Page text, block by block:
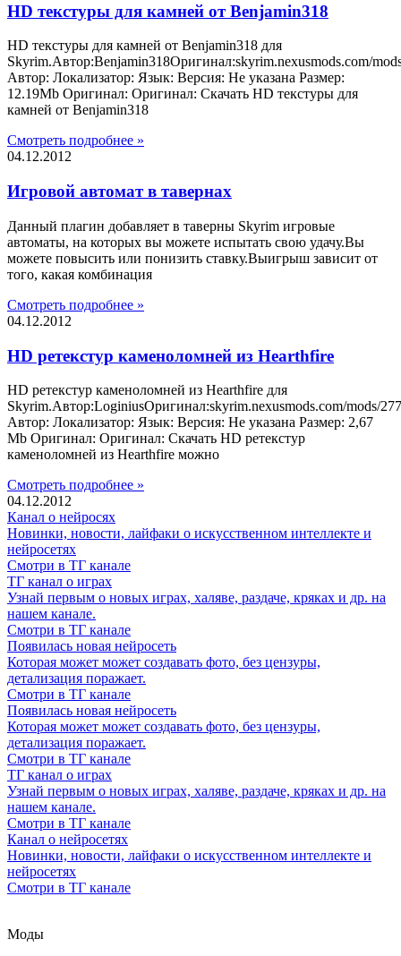
HD текстуры для камней от Benjamin318
HD текстуры для камней от Benjamin318 для
Skyrim.Автор:Benjamin318Оригинал:skyrim.nexusmods.com/
Автор: Локализатор: Язык: Версия: Не указана Размер:
12.19Mb Оригинал: Оригинал: Скачать HD текстуры для
камней от Benjamin318
Смотреть подробнее »
04.12.2012
Игровой автомат в тавернах
Данный плагин добавляет в таверны Skyrim игровые
автоматы, на которых вы можете испытать свою удачу.Вы
можете повысить или понизить ставку.Выигрыш зависит от
того, какая комбинация
Смотреть подробнее »
04.12.2012
HD ретекстур каменоломней из Hearthfire
HD ретекстур каменоломней из Hearthfire для
Skyrim.Автор:LoginiusОригинал:skyrim.nexusmods.com/mods/
Автор: Локализатор: Язык: Версия: Не указана Размер: 2,67
Mb Оригинал: Оригинал: Скачать HD ретекстур
каменоломней из Hearthfire можно
Смотреть подробнее »
04.12.2012
Канал о нейросях
Новинки, новости, лайфаки о искусственном интеллекте и
нейросетях
Смотри в ТГ канале
ТГ канал о играх
Узнай первым о новых играх, халяве, раздаче, кряках и др. на
нашем канале.
Смотри в ТГ канале
Появилась новая нейросеть
Которая может может создавать фото, без цензуры,
детализация поражает.
Смотри в ТГ канале
Появилась новая нейросеть
Которая может может создавать фото, без цензуры,
детализация поражает.
Смотри в ТГ канале
ТГ канал о играх
Узнай первым о новых играх, халяве, раздаче, кряках и др. на
нашем канале.
Смотри в ТГ канале
Канал о нейросетях
Новинки, новости, лайфаки о искусственном интеллекте и
нейросетях
Смотри в ТГ канале
Моды